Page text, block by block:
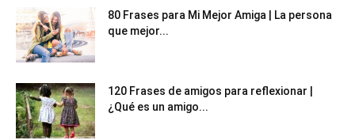
80 Frases para Mi Mejor Amiga | La persona
que mejor...
120 Frases de amigos para reflexionar |
¿Qué es un amigo...